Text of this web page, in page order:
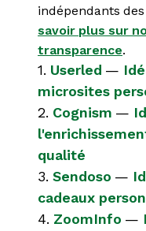
indépendants
savoir plus sur
transparence.
1. Userled —
microsites
2. Cognism —
qualité
3. Sendoso —
cadeaux
4. ZoomInfo —